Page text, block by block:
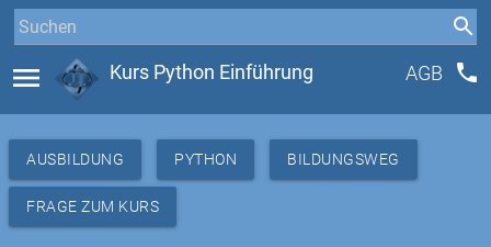
menu Kurs Python Einführung AGB phone
AUSBILDUNG PYTHON BILDUNGSWEG
FRAGE ZUM KURS